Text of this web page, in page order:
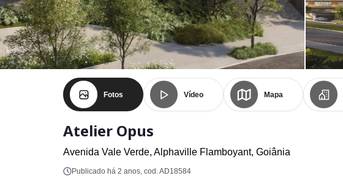
Fotos Vídeo Mapa
Atelier Opus
Avenida Vale Verde, Alphaville Flamboyant, Goiânia
Publicado há 2 anos, cod. AD18584